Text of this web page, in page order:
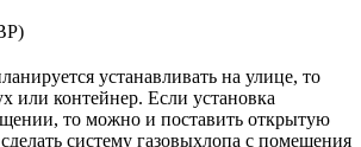
устанавливать на улице, то
или контейнер. Если установка
то можно и поставить открытую
систему газовыхлопа с помещения